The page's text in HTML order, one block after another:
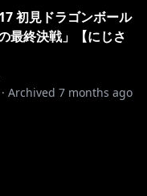
contact/
初見ドラゴンボール
最終決戦」【にじさ
· Archived 7 months ago